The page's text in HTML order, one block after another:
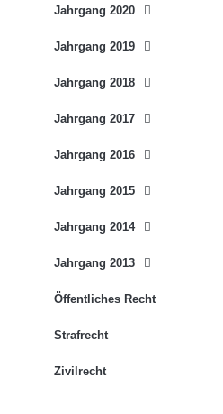
Jahrgang 2020
Jahrgang 2019
Jahrgang 2018
Jahrgang 2017
Jahrgang 2016
Jahrgang 2015
Jahrgang 2014
Jahrgang 2013
Öffentliches Recht
Strafrecht
Zivilrecht